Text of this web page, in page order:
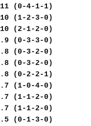
(0-4-1-1)
(1-2-3-0)
(2-1-2-0)
(0-3-3-0)
(0-3-2-0)
(0-3-2-0)
(0-2-2-1)
(1-0-4-0)
(1-1-2-0)
(1-1-2-0)
(0-1-3-0)